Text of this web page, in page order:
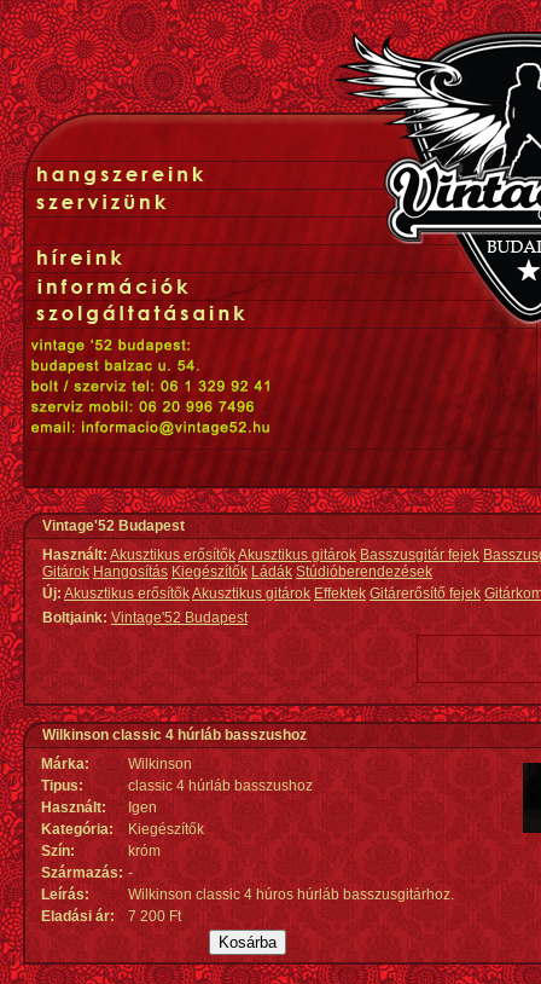
Vintage'52 Budapest
Használt: Akusztikus erősítőkAkusztikus gitárok Basszusgitár fejek
Gitárok Hangosítás Kiegészítők Ládák Stúdióberendezések
Új:Akusztikus erősítőkAkusztikus gitárok Effektek Gitárerősítő fejek
Boltjaink: Vintage'52 Budapest
Wilkinson classic 4 húrláb basszushoz
Márka:
Wilkinson
Tipus:
classic 4 húrláb basszushoz
Használt:
Igen
Kategória:
Kiegészítők
Szín:
króm
Származás: -
Leírás:
Wilkinson classic 4 húros húrláb basszusgitárhoz.
Eladási ár:
7 200 Ft